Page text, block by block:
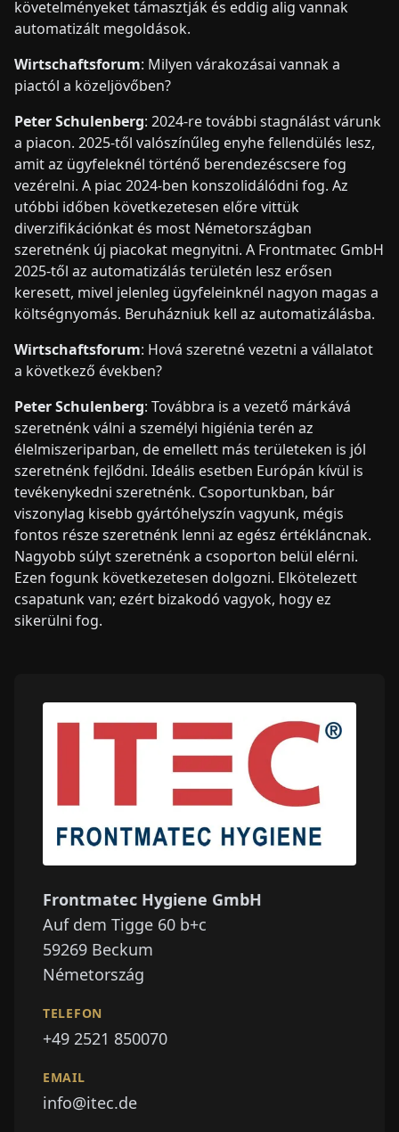
követelményeket támasztják és eddig alig vannak
automatizált megoldások.
Wirtschaftsforum: Milyen várakozásai vannak a
piactól a közeljövőben?
Peter Schulenberg: 2024-re további stagnálást várunk
a piacon. 2025-től valószínűleg enyhe fellendülés lesz,
amit az ügyfeleknél történő berendezéscsere fog
vezérelni. A piac 2024-ben konszolidálódni fog. Az
utóbbi időben következetesen előre vittük
diverzifikációnkat és most Németországban
szeretnénk új piacokat megnyitni. A Frontmatec GmbH
2025-től az automatizálás területén lesz erősen
keresett, mivel jelenleg ügyfeleinknél nagyon magas a
költségnyomás. Beruházniuk kell az automatizálásba.
Wirtschaftsforum: Hová szeretné vezetni a vállalatot
a következő években?
Peter Schulenberg: Továbbra is a vezető márkává
szeretnénk válni a személyi higiénia terén az
élelmiszeriparban, de emellett más területeken is jól
szeretnénk fejlődni. Ideális esetben Európán kívül is
tevékenykedni szeretnénk. Csoportunkban, bár
viszonylag kisebb gyártóhelyszín vagyunk, mégis
fontos része szeretnénk lenni az egész értékláncnak.
Nagyobb súlyt szeretnénk a csoporton belül elérni.
Ezen fogunk következetesen dolgozni. Elkötelezett
csapatunk van; ezért bizakodó vagyok, hogy ez
sikerülni fog.
Frontmatec Hygiene GmbH
Auf dem Tigge 60 b+c
59269 Beckum
Németország
TELEFON
+49 2521 850070
EMAIL
info@itec.de